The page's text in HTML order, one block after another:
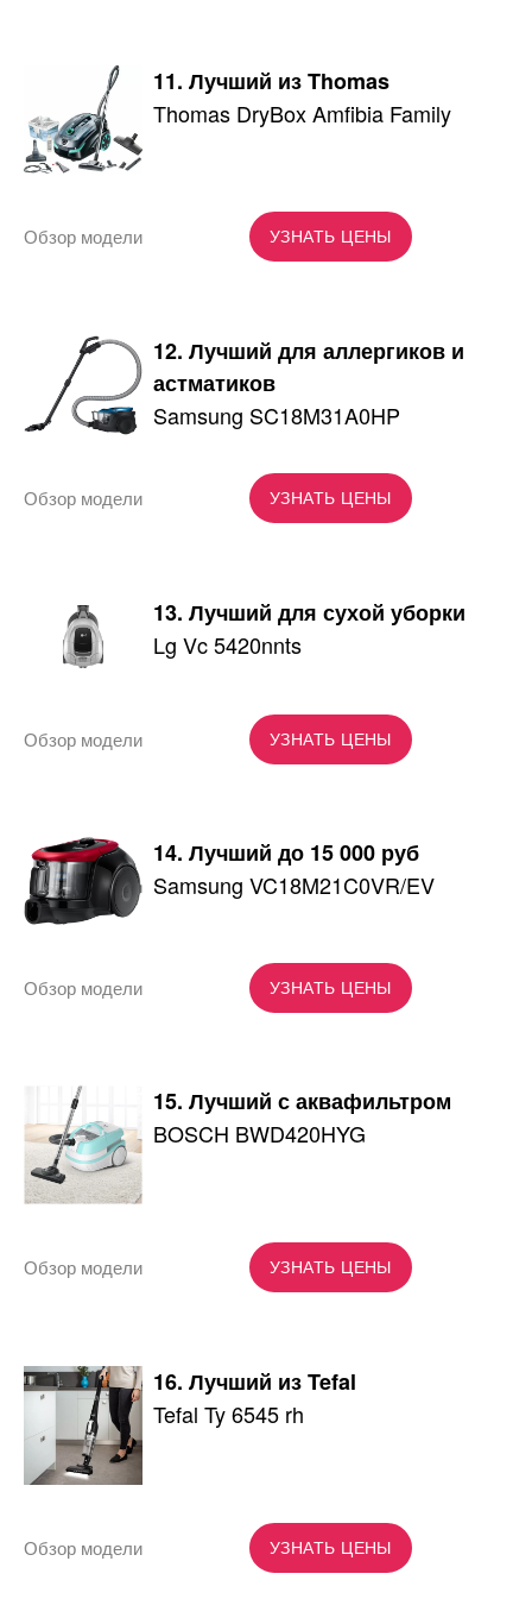
11. Лучший из Thomas
Thomas DryBox Amfibia Family
УЗНАТЬ ЦЕНЫ
Обзор модели
12. Лучший для аллергиков и
астматиков
Samsung SC18M31A0HP
УЗНАТЬ ЦЕНЫ
Обзор модели
13. Лучший для сухой уборки
Lg Vc 5420nnts
УЗНАТЬ ЦЕНЫ
Обзор модели
14. Лучший до 15 000 руб
Samsung VC18M21C0VR/EV
УЗНАТЬ ЦЕНЫ
Обзор модели
15. Лучший с аквафильтром
BOSCH BWD420HYG
УЗНАТЬ ЦЕНЫ
Обзор модели
16. Лучший из Tefal
Tefal Ty 6545 rh
УЗНАТЬ ЦЕНЫ
Обзор модели